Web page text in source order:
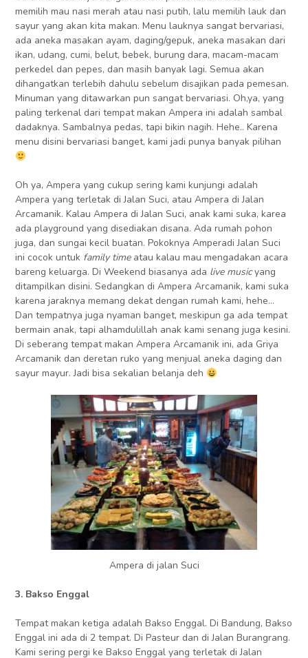
memilih mau nasi merah atau nasi putih, lalu memilih lauk dan
sayur yang akan kita makan. Menu lauknya sangat bervariasi,
ada aneka masakan ayam, daging/gepuk, aneka masakan dari
ikan, udang, cumi, belut, bebek, burung dara, macam-macam
perkedel dan pepes, dan masih banyak lagi. Semua akan
dihangatkan terlebih dahulu sebelum disajikan pada pemesan.
Minuman yang ditawarkan pun sangat bervariasi. Oh,ya, yang
paling terkenal dari tempat makan Ampera ini adalah sambal
dadaknya. Sambalnya pedas, tapi bikin nagih. Hehe.. Karena
menu disini bervariasi banget, kami jadi punya banyak pilihan
Oh ya, Ampera yang cukup sering kami kunjungi adalah
Ampera yang terletak di Jalan Suci, atau Ampera di Jalan
Arcamanik. Kalau Ampera di Jalan Suci, anak kami suka, karea
ada playground yang disediakan disana. Ada rumah pohon
juga, dan sungai kecil buatan. Pokoknya Amperadi Jalan Suci
ini cocok untuk family timeatau kalau mau mengadakan acara
bareng keluarga. Di Weekend biasanya ada live musicyang
ditampilkan disini. Sedangkan di Ampera Arcamanik, kami suka
karena jaraknya memang dekat dengan rumah kami, hehe…
Dan tempatnya juga nyaman banget, meskipun ga ada tempat
bermain anak, tapi alhamdulillah anak kami senang juga kesini.
Di seberang tempat makan Ampera Arcamanik ini, ada Griya
Arcamanik dan deretan ruko yang menjual aneka daging dan
sayur mayur. Jadi bisa sekalian belanja deh
Ampera di jalan Suci
3. Bakso Enggal
Tempat makan ketiga adalah Bakso Enggal. Di Bandung, Bakso
Enggal ini ada di 2 tempat. Di Pasteur dan di Jalan Burangrang.
Kami sering pergi ke Bakso Enggal yang terletak di Jalan